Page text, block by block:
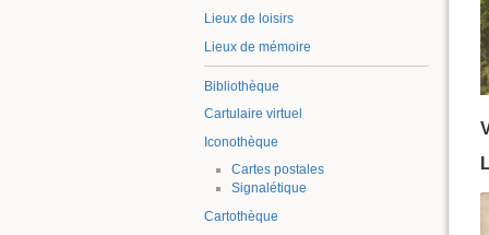
Lieux de loisirs
Lieux de mémoire
Bibliothèque
Cartulaire virtuel
Iconothèque
Cartes postales
Signalétique
Cartothèque